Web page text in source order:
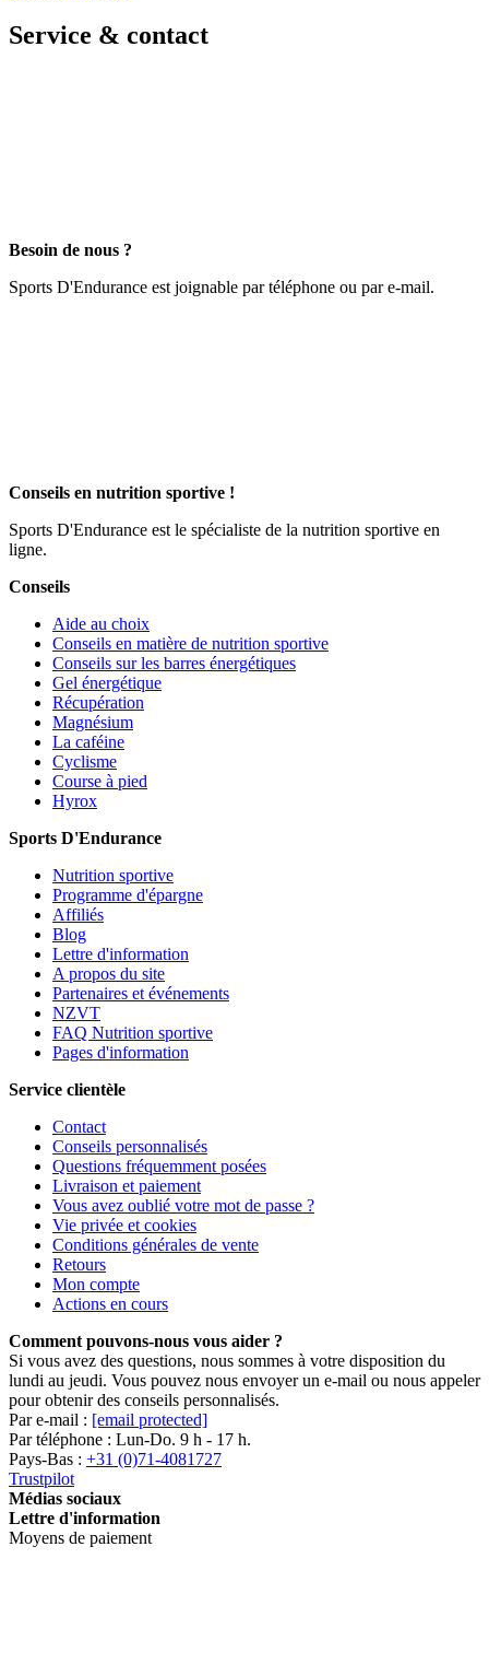
Service & contact
Besoin de nous ?
Sports D'Endurance est joignable par téléphone ou par e-mail.
Conseils en nutrition sportive !
Sports D'Endurance est le spécialiste de la nutrition sportive en
ligne.
Conseils
Aide au choix
Conseils en matière de nutrition sportive
Conseils sur les barres énergétiques
Gel énergétique
Récupération
Magnésium
La caféine
Cyclisme
Course à pied
Hyrox
Sports D'Endurance
Nutrition sportive
Programme d'épargne
Affiliés
Blog
Lettre d'information
A propos du site
Partenaires et événements
NZVT
FAQ Nutrition sportive
Pages d'information
Service clientèle
Contact
Conseils personnalisés
Questions fréquemment posées
Livraison et paiement
Vous avez oublié votre mot de passe ?
Vie privée et cookies
Conditions générales de vente
Retours
Mon compte
Actions en cours
Comment pouvons-nous vous aider ?
Si vous avez des questions, nous sommes à votre disposition du
lundi au jeudi. Vous pouvez nous envoyer un e-mail ou nous appeler
pour obtenir des conseils personnalisés.
Par e-mail : [email protected]
Par téléphone : Lun-Do. 9 h - 17 h.
Pays-Bas : +31 (0)71-4081727
Trustpilot
Médias sociaux
Lettre d'information
Moyens de paiement